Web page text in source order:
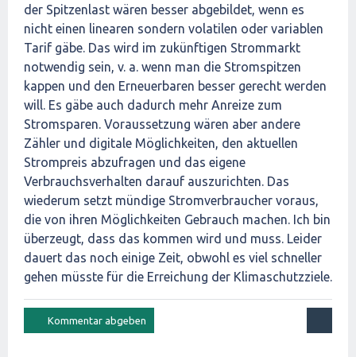
der Spitzenlast wären besser abgebildet, wenn es
nicht einen linearen sondern volatilen oder variablen
Tarif gäbe. Das wird im zukünftigen Strommarkt
notwendig sein, v. a. wenn man die Stromspitzen
kappen und den Erneuerbaren besser gerecht werden
will. Es gäbe auch dadurch mehr Anreize zum
Stromsparen. Voraussetzung wären aber andere
Zähler und digitale Möglichkeiten, den aktuellen
Strompreis abzufragen und das eigene
Verbrauchsverhalten darauf auszurichten. Das
wiederum setzt mündige Stromverbraucher voraus,
die von ihren Möglichkeiten Gebrauch machen. Ich bin
überzeugt, dass das kommen wird und muss. Leider
dauert das noch einige Zeit, obwohl es viel schneller
gehen müsste für die Erreichung der Klimaschutzziele.